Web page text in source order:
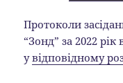
Протоколи
“Зонд” за 2022
увідповідному